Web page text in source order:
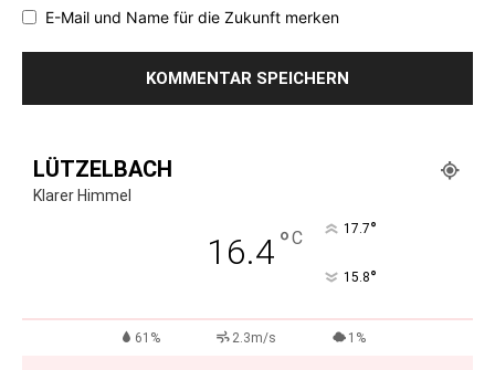
E-Mail und Name für die Zukunft merken
LÜTZELBACH
Klarer Himmel
16.4°C 17.7°
15.8°
61% 2.3m/s 1%